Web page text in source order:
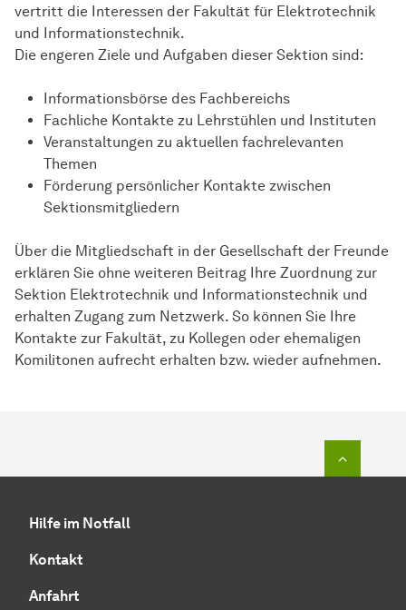
vertritt die Interessen der Fakultät für Elektrotechnik
und Informationstechnik.
Die engeren Ziele und Aufgaben dieser Sektion sind:
Informationsbörse des Fachbereichs
Fachliche Kontakte zu Lehrstühlen und Instituten
Veranstaltungen zu aktuellen fachrelevanten
Themen
Förderung persönlicher Kontakte zwischen
Sektionsmitgliedern
Über die Mitgliedschaft in der Gesellschaft der Freunde
erklären Sie ohne weiteren Beitrag Ihre Zuordnung zur
Sektion Elektrotechnik und Informationstechnik und
erhalten Zugang zum Netzwerk. So können Sie Ihre
Kontakte zur Fakultät, zu Kollegen oder ehemaligen
Komilitonen aufrecht erhalten bzw. wieder aufnehmen.
Hilfe im Notfall
Kontakt
Anfahrt